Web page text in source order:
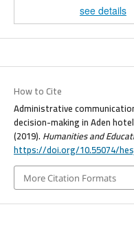
see details
How to Cite
Administrative
decision-making in Aden
(2019). Humanities and
https://doi.org/10.55074/
More Citation Formats